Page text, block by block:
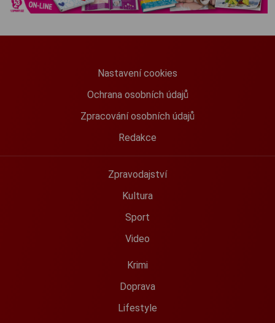
Nastavení cookies
Ochrana osobních údajů
Zpracování osobních údajů
Redakce
Zpravodajství
Kultura
Sport
Video
Krimi
Doprava
Lifestyle